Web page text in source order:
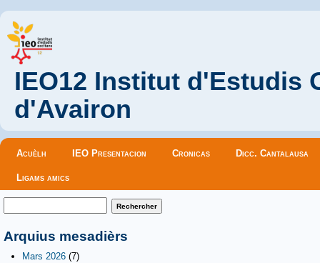
IEO12 Institut d'Estudis
d'Avairon
Menu principal
Acuèlh IEO Presentacion Cronicas Dicc. Cantalausa
Ligams amics
Formulaire de recherche
Arquius mesadièrs
Mars 2026 (7)